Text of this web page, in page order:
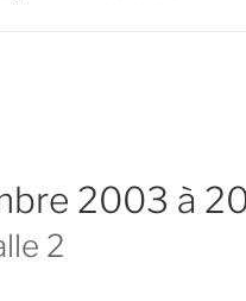
2003 à
2